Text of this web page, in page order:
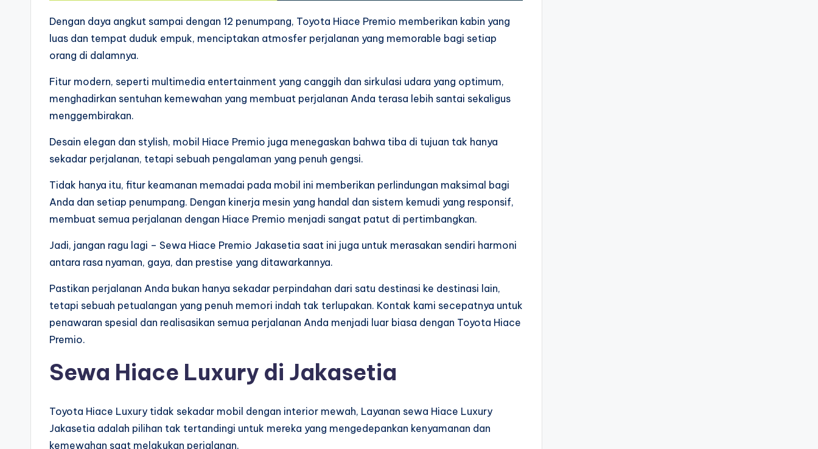
Dengan daya angkut sampai dengan 12 penumpang, Toyota Hiace Premio memberikan kabin yang
luas dan tempat duduk empuk, menciptakan atmosfer perjalanan yang memorable bagi setiap
orang di dalamnya.
Fitur modern, seperti multimedia entertainment yang canggih dan sirkulasi udara yang optimum,
menghadirkan sentuhan kemewahan yang membuat perjalanan Anda terasa lebih santai sekaligus
menggembirakan.
Desain elegan dan stylish, mobil Hiace Premio juga menegaskan bahwa tiba di tujuan tak hanya
sekadar perjalanan, tetapi sebuah pengalaman yang penuh gengsi.
Tidak hanya itu, fitur keamanan memadai pada mobil ini memberikan perlindungan maksimal bagi
Anda dan setiap penumpang. Dengan kinerja mesin yang handal dan sistem kemudi yang responsif,
membuat semua perjalanan dengan Hiace Premio menjadi sangat patut di pertimbangkan.
Jadi, jangan ragu lagi – Sewa Hiace Premio Jakasetia saat ini juga untuk merasakan sendiri harmoni
antara rasa nyaman, gaya, dan prestise yang ditawarkannya.
Pastikan perjalanan Anda bukan hanya sekadar perpindahan dari satu destinasi ke destinasi lain,
tetapi sebuah petualangan yang penuh memori indah tak terlupakan. Kontak kami secepatnya untuk
penawaran spesial dan realisasikan semua perjalanan Anda menjadi luar biasa dengan Toyota Hiace
Premio.
Sewa Hiace Luxury di Jakasetia
Toyota Hiace Luxury tidak sekadar mobil dengan interior mewah, Layanan sewa Hiace Luxury
Jakasetia adalah pilihan tak tertandingi untuk mereka yang mengedepankan kenyamanan dan
kemewahan saat melakukan perjalanan.